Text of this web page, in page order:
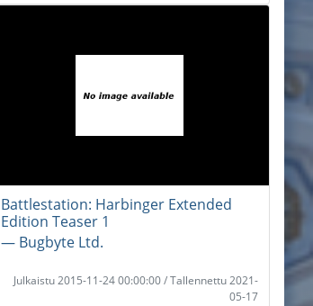
Battlestation: Harbinger Extended
Edition Teaser 1
― Bugbyte Ltd.
Julkaistu 2015-11-24 00:00:00 / Tallennettu 2021-
05-17